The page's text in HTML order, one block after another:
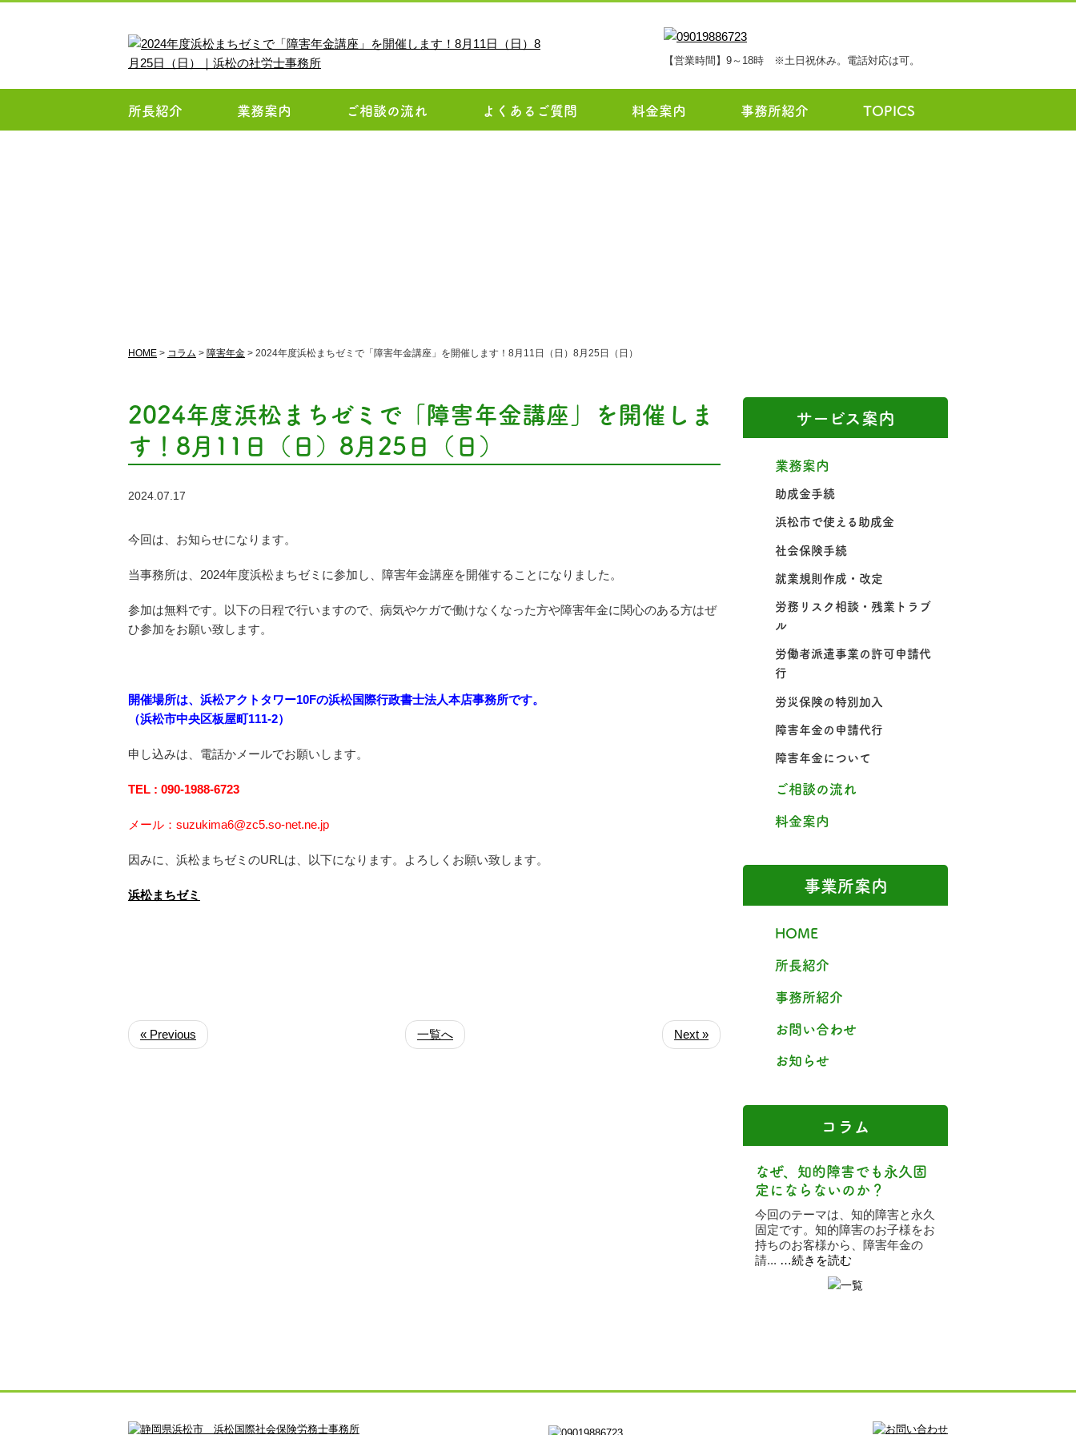
【営業時間】9～18時 ※土日祝休み。電話対応は可。
所長紹介 業務案内 ご相談の流れ よくあるご質問 料金案内 事務所紹介 TOPICS
HOME > コラム > 障害年金 > 2024年度浜松まちゼミで「障害年金講座」を開催します！8月11日（日）8月25日（日）
2024年度浜松まちゼミで「障害年金講座」を開催しま
す！8月11日（日）8月25日（日）
2024.07.17
今回は、お知らせになります。
当事務所は、2024年度浜松まちゼミに参加し、障害年金講座を開催することになりました。
参加は無料です。以下の日程で行いますので、病気やケガで働けなくなった方や障害年金に関心のある方はぜ
ひ参加をお願い致します。
開催場所は、浜松アクトタワー10Fの浜松国際行政書士法人本店事務所です。
（浜松市中央区板屋町111-2）
申し込みは、電話かメールでお願いします。
TEL : 090-1988-6723
メール：suzukima6@zc5.so-net.ne.jp
因みに、浜松まちゼミのURLは、以下になります。よろしくお願い致します。
浜松まちゼミ
« Previous 一覧へ Next »
サービス案内
業務案内
助成金手続
浜松市で使える助成金
社会保険手続
就業規則作成・改定
労務リスク相談・残業トラブ
ル
労働者派遣事業の許可申請代
行
労災保険の特別加入
障害年金の申請代行
障害年金について
ご相談の流れ
料金案内
事業所案内
HOME
所長紹介
事務所紹介
お問い合わせ
お知らせ
コラム
なぜ、知的障害でも永久固
定にならないのか？
今回のテーマは、知的障害と永久
固定です。知的障害のお子様をお
持ちのお客様から、障害年金の
請... …続きを読む